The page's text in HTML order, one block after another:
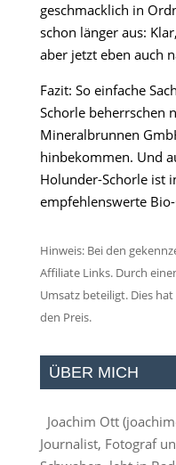
geschmacklich in
schon länger aus:
aber jetzt eben auch
Fazit: So einfache
Schorle beherrschen
Mineralbrunnen
hinbekommen. Und
Holunder-Schorle ist
empfehlenswerte
Hinweis: Bei den
Affiliate Links. Durch
Umsatz beteiligt. Dies
den Preis.
ÜBER MICH
Joachim Ott (
Journalist, Fotograf